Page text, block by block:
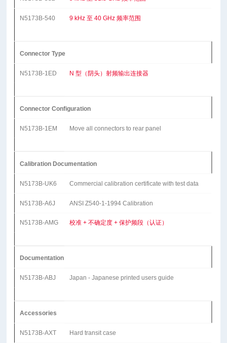
N5173B-540 9 kHz 至 40 GHz 频率范围
Connector Type
N5173B-1ED N 型（阴头）射频输出连接器
Connector Configuration
N5173B-1EM Move all connectors to rear panel
Calibration Documentation
N5173B-UK6 Commercial calibration certificate with test data
N5173B-A6J ANSI Z540-1-1994 Calibration
N5173B-AMG 校准 + 不确定度 + 保护频段（认证）
Documentation
N5173B-ABJ Japan - Japanese printed users guide
Accessories
N5173B-AXT Hard transit case